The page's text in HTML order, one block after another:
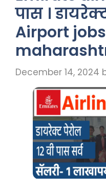
पास ।
Airport
December 14, 2024